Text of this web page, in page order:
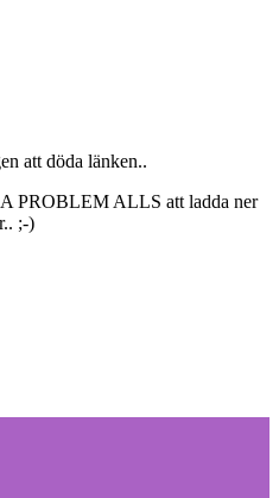
att döda länken..
PROBLEM ALLS att ladda ner
;-)